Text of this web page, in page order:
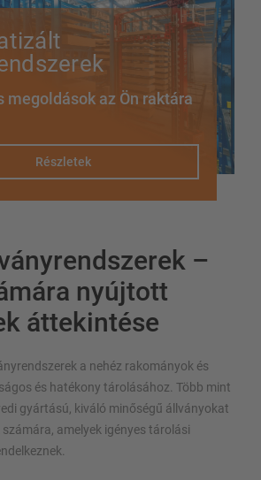
megoldások az Ön raktára
Részletek
–
nyújtott
áttekintése
a nehéz rakományok és
és hatékony tárolásához. Több mint
gyártású, kiváló minőségű állványokat
amelyek igényes tárolási